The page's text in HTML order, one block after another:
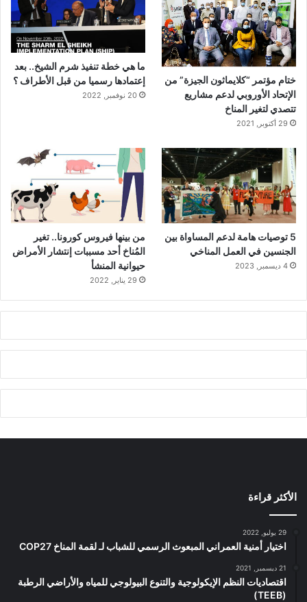
ختام مؤتمر “كلايماثون الجيزة” من
الإتحاد الأوروبي لدعم مشاريع
تتصدي لتغير المناخ
29 أكتوبر, 2021
ما هي خطة تنفيذ شرم الشيخ.. بعد
إعتمادها رسميا من قبل الأطراف ؟
20 نوفمبر, 2022
5 توصيات هامة لدعم المساواة بين
الجنسين في العمل المناخي
4 ديسمبر, 2023
من بينها فيروس كورونا.. تغير
المُناخ أحد مسببات إنتشار الأمراض
حيوانية المنشأ
29 يناير, 2022
الأكثر قراءة
29 يوليو, 2022
اختيار أمنية العمراني المبعوث الرسمي للشباب لـ لقمة المناخ COP27
21 ديسمبر, 2021
اقتصاديات النظم الإيكولوجية والتنوع البيولوجي للمياه والأراضي الرطبة
(TEEB)